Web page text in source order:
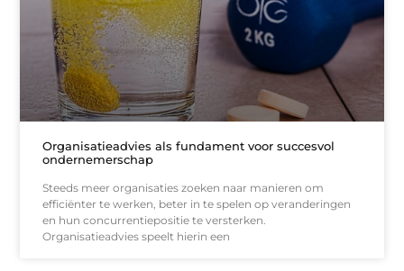
Organisatieadvies als fundament voor succesvol
ondernemerschap
Steeds meer organisaties zoeken naar manieren om
efficiënter te werken, beter in te spelen op veranderingen
en hun concurrentiepositie te versterken.
Organisatieadvies speelt hierin een